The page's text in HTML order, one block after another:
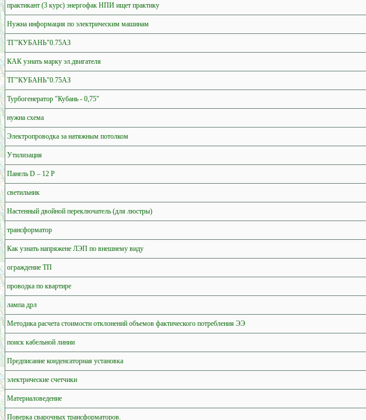
практикант (3 курс) энергофак НПИ ищет практику
Нужна информация по электрическим машинам
ТГ"КУБАНЬ"0.75АЗ
КАК узнать марку эл.двигателя
ТГ"КУБАНЬ"0.75АЗ
Турбогенератор "Кубань - 0,75"
нужна схема
Электропроводка за натяжным потолком
Утилизация
Панель D – 12 P
светильник
Настенный двойной переключатель (для люстры)
трансформатор
Как узнать напряжене ЛЭП по внешнему виду
ограждение ТП
проводка по квартире
лампа дрл
Методика расчета стоимости отклонений объемов фактического потребления ЭЭ
поиск кабельной линии
Предписание конденсаторная установка
электрические счетчики
Материаловедение
Поверка сварочных трансформаторов.